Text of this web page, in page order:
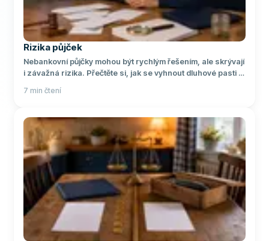
Rizika půjček
Nebankovní půjčky mohou být rychlým řešením, ale skrývají
i závažná rizika. Přečtěte si, jak se vyhnout dluhové pasti a
7 min čtení